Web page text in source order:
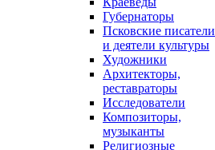
Губернаторы
Псковские писатели
и деятели культуры
Художники
Архитекторы,
реставраторы
Исследователи
Композиторы,
музыканты
Религиозные